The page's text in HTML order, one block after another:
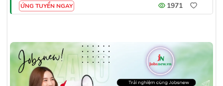
ỨNG TUYỂN NGAY 1971